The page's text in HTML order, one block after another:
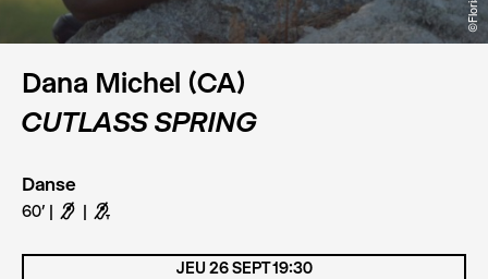
Dana Michel (CA)
CUTLASS SPRING
Danse
60’ F G
JEU 26 SEPT 19:30